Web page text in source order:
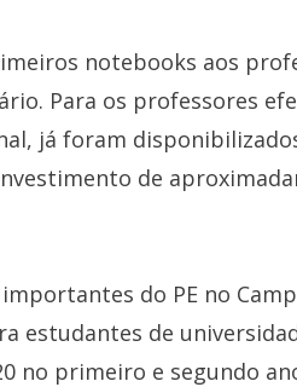
notebooks aos
Para os professores
já foram
de
do PE no
estudantes de
no primeiro e segundo